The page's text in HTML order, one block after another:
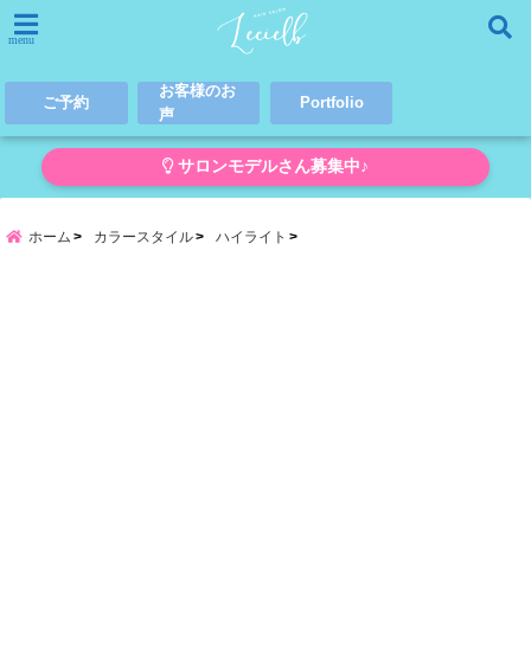
menu
ご予約
お客様のお
声
Portfolio
サロンモデルさん募集中♪
ホーム カラースタイル ハイライト